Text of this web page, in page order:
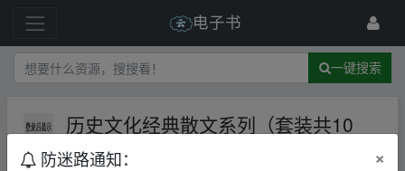
电子书
一键搜索
历史文化经典散文系列（套装共10
册）
防迷路通知： ×